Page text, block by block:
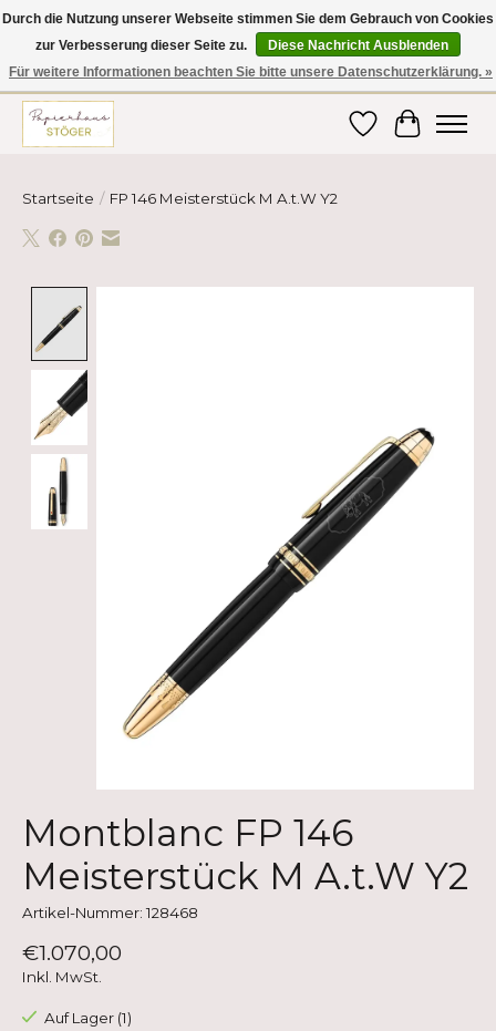
Hier finden Sie hochwertige Produkte im Bereich Schule, Büro, Papier,
Schreiben und vieles mehr! Erhalten Sie Ihre Bestellung bequem nach
Hause oder ins Büro geliefert!
Wunschzettel
Ihr
Startseite / FP 146 Meisterstück M A.t.W Y2
Montblanc FP 146
Meisterstück M A.t.W Y2
Artikel-Nummer: 128468
€1.070,00
Inkl. MwSt.
Auf Lager (1)
Durch die Nutzung unserer Webseite stimmen Sie dem Gebrauch von Cookies
zur Verbesserung dieser Seite zu.
Diese Nachricht Ausblenden
Für weitere Informationen beachten Sie bitte unsere Datenschutzerklärung. »